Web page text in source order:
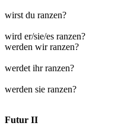
wirst du ranzen?
wird er/sie/es ranzen?
werden wir ranzen?
werdet ihr ranzen?
werden sie ranzen?
Futur II